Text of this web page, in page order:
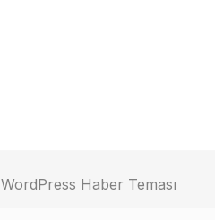
WordPress Haber Teması